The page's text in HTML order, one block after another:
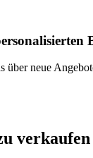
über neue